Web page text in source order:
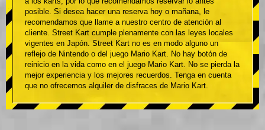
posible. Si desea hacer una reserva hoy o mañana, le
recomendamos que llame a nuestro centro de atención al
cliente. Street Kart cumple plenamente con las leyes locales
vigentes en Japón. Street Kart no es en modo alguno un
reflejo de Nintendo o del juego Mario Kart. No hay botón de
reinicio en la vida como en el juego Mario Kart. No se pierda la
mejor experiencia y los mejores recuerdos. Tenga en cuenta
que no ofrecemos alquiler de disfraces de Mario Kart.